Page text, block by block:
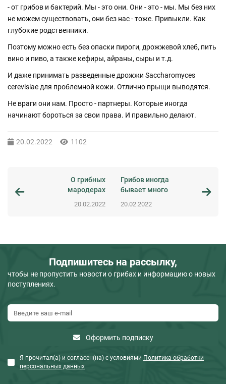
- от грибов и бактерий. Мы - это они. Они - это - мы. Мы без них
не можем существовать, они без нас - тоже. Привыкли. Как
глубокие родственники.
Поэтому можно есть без опаски пироги, дрожжевой хлеб, пить
вино и пиво, а также кефиры, айраны, сыры и т.д.
И даже принимать разведенные дрожжи Saccharomyces
cerevisiae для проблемной кожи. Отлично прыщи выводятся.
Не враги они нам. Просто - партнеры. Которые иногда
начинают бороться за свои права. И правильно делают.
20.02.2022 1102
О грибных
мародерах
20.02.2022
Грибов иногда
бывает много
20.02.2022
Подпишитесь на рассылку,
чтобы не пропустить новости о грибах и информацию о новых
поступлениях.
Оформить подписку
Я прочитал(а) и согласен(на) с условиями Политика обработки
персональных данных